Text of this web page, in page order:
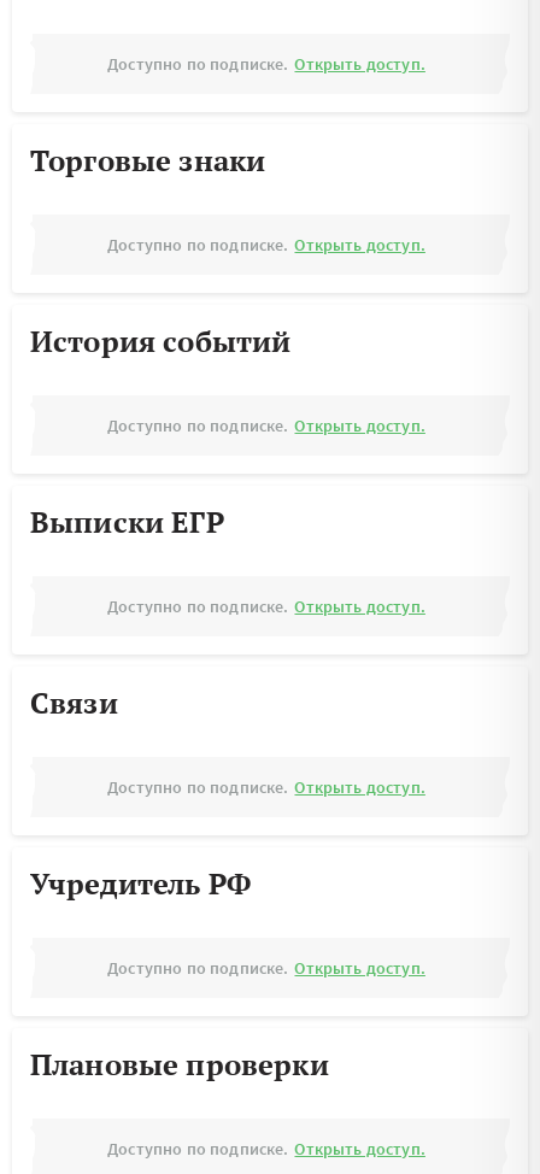
Доступно по подписке. Открыть доступ.
Торговые знаки
Доступно по подписке. Открыть доступ.
История событий
Доступно по подписке. Открыть доступ.
Выписки ЕГР
Доступно по подписке. Открыть доступ.
Связи
Доступно по подписке. Открыть доступ.
Учредитель РФ
Доступно по подписке. Открыть доступ.
Плановые проверки
Доступно по подписке. Открыть доступ.